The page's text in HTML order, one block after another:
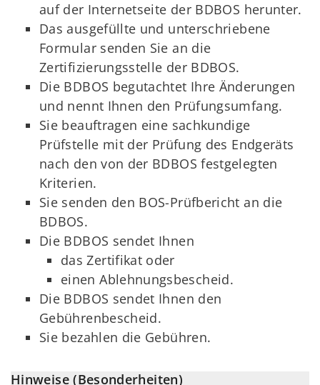
auf der Internetseite der BDBOS herunter.
Das ausgefüllte und unterschriebene
Formular senden Sie an die
Zertifizierungsstelle der BDBOS.
Die BDBOS begutachtet Ihre Änderungen
und nennt Ihnen den Prüfungsumfang.
Sie beauftragen eine sachkundige
Prüfstelle mit der Prüfung des Endgeräts
nach den von der BDBOS festgelegten
Kriterien.
Sie senden den BOS-Prüfbericht an die
BDBOS.
Die BDBOS sendet Ihnen
das Zertifikat oder
einen Ablehnungsbescheid.
Die BDBOS sendet Ihnen den
Gebührenbescheid.
Sie bezahlen die Gebühren.
Hinweise (Besonderheiten)